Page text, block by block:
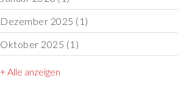
Dezember 2025 (1)
Oktober 2025 (1)
+ Alle anzeigen